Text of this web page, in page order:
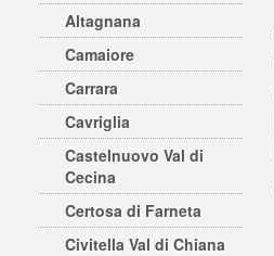
Altagnana
Camaiore
Carrara
Cavriglia
Castelnuovo Val di
Cecina
Certosa di Farneta
Civitella Val di Chiana